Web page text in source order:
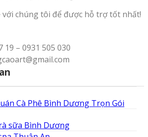
với chúng tôi để được hỗ trợ tốt nhất!
19 – 0931 505 030
Cà Phê Bình Dương Trọn Gói
sữa Bình Dương